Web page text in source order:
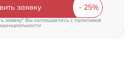
заявку
заявку" Вы соглашаетесь cполитикой